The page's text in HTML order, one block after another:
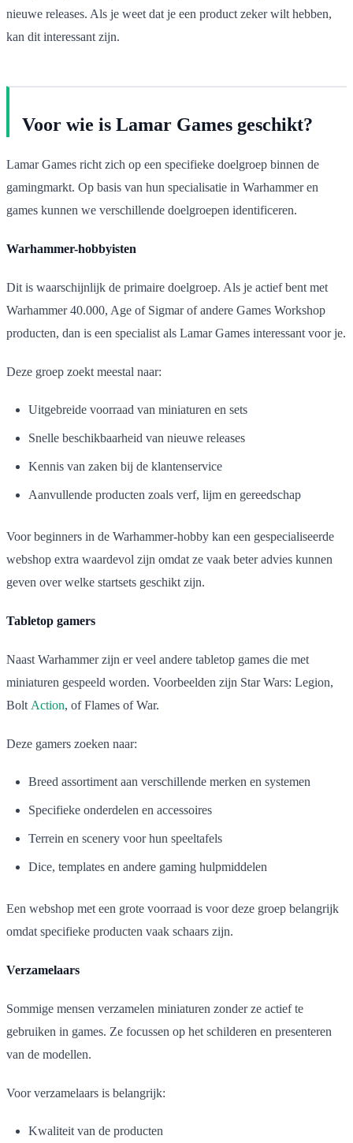
nieuwe releases. Als je weet dat je een product zeker wilt hebben,
kan dit interessant zijn.
Voor wie is Lamar Games geschikt?
Lamar Games richt zich op een specifieke doelgroep binnen de
gamingmarkt. Op basis van hun specialisatie in Warhammer en
games kunnen we verschillende doelgroepen identificeren.
Warhammer-hobbyisten
Dit is waarschijnlijk de primaire doelgroep. Als je actief bent met
Warhammer 40.000, Age of Sigmar of andere Games Workshop
producten, dan is een specialist als Lamar Games interessant voor je.
Deze groep zoekt meestal naar:
Uitgebreide voorraad van miniaturen en sets
Snelle beschikbaarheid van nieuwe releases
Kennis van zaken bij de klantenservice
Aanvullende producten zoals verf, lijm en gereedschap
Voor beginners in de Warhammer-hobby kan een gespecialiseerde
webshop extra waardevol zijn omdat ze vaak beter advies kunnen
geven over welke startsets geschikt zijn.
Tabletop gamers
Naast Warhammer zijn er veel andere tabletop games die met
miniaturen gespeeld worden. Voorbeelden zijn Star Wars: Legion,
Bolt Action, of Flames of War.
Deze gamers zoeken naar:
Breed assortiment aan verschillende merken en systemen
Specifieke onderdelen en accessoires
Terrein en scenery voor hun speeltafels
Dice, templates en andere gaming hulpmiddelen
Een webshop met een grote voorraad is voor deze groep belangrijk
omdat specifieke producten vaak schaars zijn.
Verzamelaars
Sommige mensen verzamelen miniaturen zonder ze actief te
gebruiken in games. Ze focussen op het schilderen en presenteren
van de modellen.
Voor verzamelaars is belangrijk:
Kwaliteit van de producten